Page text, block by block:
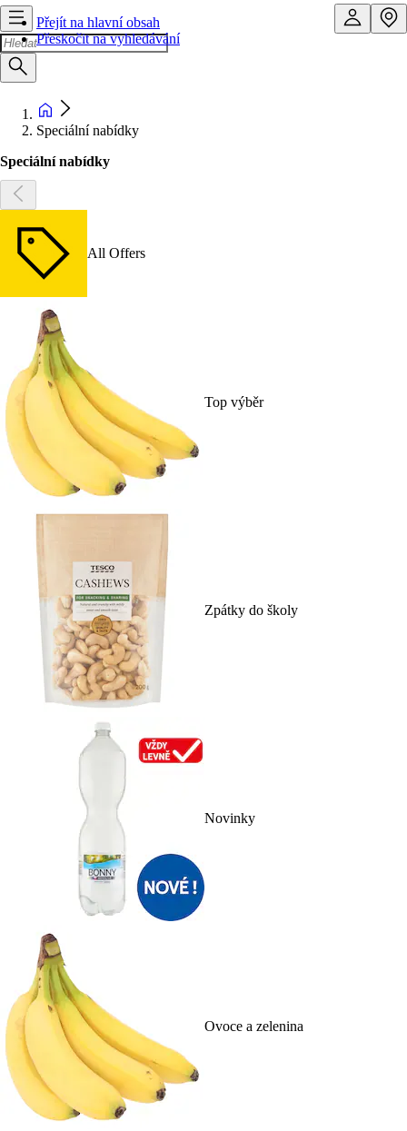
Přejít na hlavní obsah
Přeskočit na vyhledávání
Speciální nabídky
Speciální nabídky
All Offers
Top výběr
Zpátky do školy
Novinky
Ovoce a zelenina